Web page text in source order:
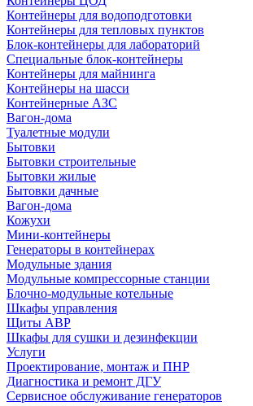
Контейнеры для водоподготовки
Контейнеры для тепловых пунктов
Блок-контейнеры для лабораторий
Специальные блок-контейнеры
Контейнеры для майнинга
Контейнеры на шасси
Контейнерные АЗС
Вагон-дома
Туалетные модули
Бытовки
Бытовки строительные
Бытовки жилые
Бытовки дачные
Вагон-дома
Кожухи
Мини-контейнеры
Генераторы в контейнерах
Модульные здания
Модульные компрессорные станции
Блочно-модульные котельные
Шкафы управления
Щиты АВР
Шкафы для сушки и дезинфекции
Услуги
Проектирование, монтаж и ПНР
Диагностика и ремонт ДГУ
Сервисное обслуживание генераторов